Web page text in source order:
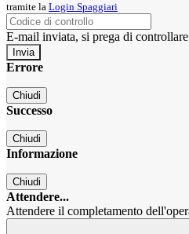
tramite la Login Spaggiari
E-mail inviata, si prega di
Errore
Chiudi
Successo
Chiudi
Informazione
Chiudi
Attendere...
Attendere il completamento